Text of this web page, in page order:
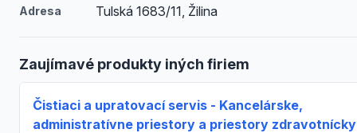
Adresa Tulská 1683/11, Žilina
Zaujímavé produkty iných firiem
Čistiaci a upratovací servis - Kancelárske,
administratívne priestory a priestory